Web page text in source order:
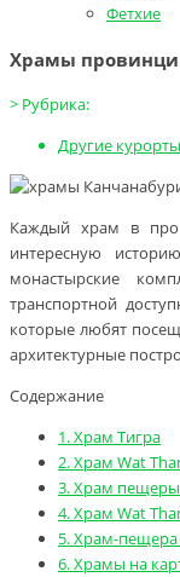
Фетхие
Храмы
> Рубрика:
Другие курорты
Каждый храм в
интересную
монастырские
транспортной
которые любят
архитектурные
Содержание
1.Храм Тигра
2.Храм Wat
3.Храм пещеры
4.Храм Wat
5.Храм-пещера
6.Храмы на